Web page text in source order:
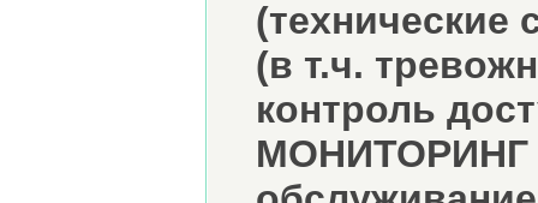
(технические
(в т.ч.
контроль
МОНИТОРИНГ